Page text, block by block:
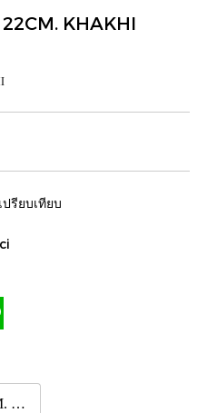
KHAKHI
เปรียบเทียบ
Gucci MARMONT 22CM. KHAKHI